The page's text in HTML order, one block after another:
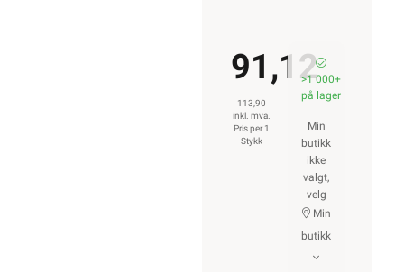
91,12
113,90
inkl. mva.
Pris per 1
Stykk
>1 000+
på lager
Min
butikk
ikke
valgt,
velg
Min
butikk